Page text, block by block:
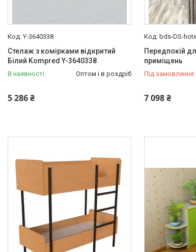
Y-3640338
Стелаж з комірками відкритий
Білий Kompred Y-3640338
В наявності Оптом і в роздріб
5 286 ₴
bds-DS-
Передпокій
приміщень
Під замовлення
7 098 ₴